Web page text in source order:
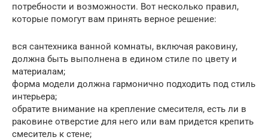
потребности и возможности. Вот несколько правил,
которые помогут вам принять верное решение:
вся сантехника ванной комнаты, включая раковину,
должна быть выполнена в едином стиле по цвету и
материалам;
форма модели должна гармонично подходить под стиль
интерьера;
обратите внимание на крепление смесителя, есть ли в
раковине отверстие для него или вам придется крепить
смеситель к стене;